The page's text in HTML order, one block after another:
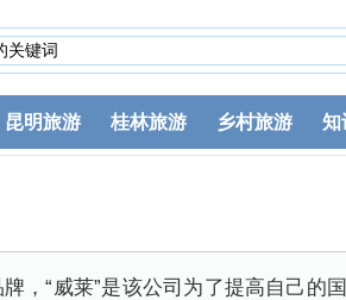
昆明旅游 桂林旅游 乡村旅游 知
，“威莱”是该公司为了提高自己的